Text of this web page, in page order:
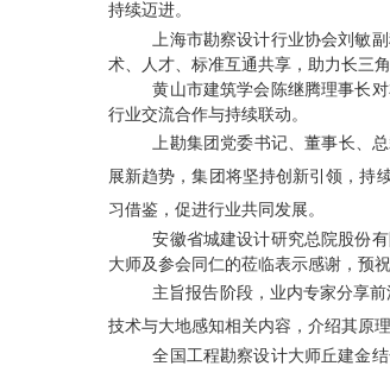
持续迈进。
上海市勘察设计行业协会刘敏
术、人才、标准互通共享，助力长三
黄山市建筑学会陈继腾理事长
行业交流合作与持续联动。
上勘集团党委书记、董事长、
展新趋势，集团将坚持创新引领，持
习借鉴，促进行业共同发展。
安徽省城建设计研究总院股份
大师及参会同仁的莅临表示感谢，预
主旨报告阶段，业内专家分享
技术与大地感知相关内容，介绍其原
全国工程勘察设计大师丘建金